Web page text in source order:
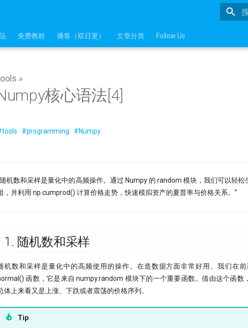
免费教程 播客（双日更） 文章分类 Follow Us
»
核心语法[4]
#programming #Numpy
机数和采样是量化中的高频操作。通过 Numpy 的 random 模块，我们可以轻
，并利用 np.cumprod() 计算价格走势，快速模拟资产的夏普率与价格关系。”
1. 随机数和采样
机数和采样是量化中的高频使用的操作。在造数据方面非常好用。我们在
函数，它是来自 numpy.random 模块下的一个重要函数。借由这个函数
体上来看又是上涨、下跌或者震荡的价格序列。
Tip